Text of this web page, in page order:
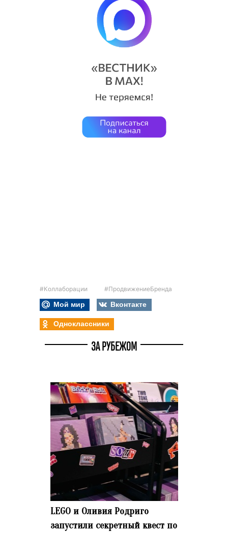
#Коллаборации #ПродвижениеБренда
Мой мир
Вконтакте
Одноклассники
ЗА РУБЕЖОМ
LEGO и Оливия Родриго
запустили секретный квест по